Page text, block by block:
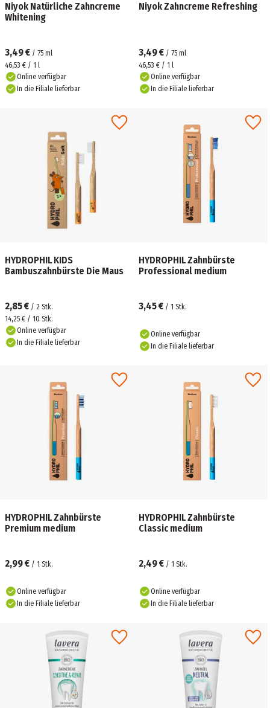
Niyok Natürliche Zahncreme
Whitening
3,49 € / 75 ml
46,53 € / 1 l
Online verfügbar
In die Filiale lieferbar
Niyok Zahncreme Refreshing
3,49 € / 75 ml
46,53 € / 1 l
Online verfügbar
In die Filiale lieferbar
HYDROPHIL KIDS
Bambuszahnbürste Die Maus
2,85 € / 2 Stk.
14,25 € / 10 Stk.
Online verfügbar
In die Filiale lieferbar
HYDROPHIL Zahnbürste
Professional medium
3,45 € / 1 Stk.
Online verfügbar
In die Filiale lieferbar
HYDROPHIL Zahnbürste
Premium medium
2,99 € / 1 Stk.
Online verfügbar
In die Filiale lieferbar
HYDROPHIL Zahnbürste
Classic medium
2,49 € / 1 Stk.
Online verfügbar
In die Filiale lieferbar